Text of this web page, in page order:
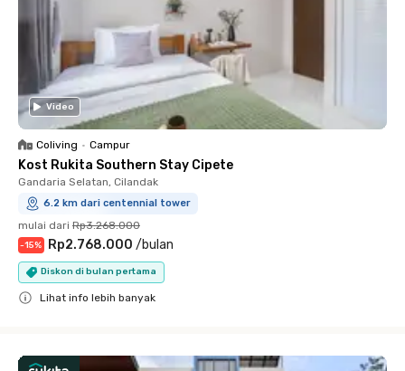
Video
Coliving • Campur
Kost Rukita Southern Stay Cipete
Gandaria Selatan, Cilandak
6.2 km dari centennial tower
mulai dari Rp3.268.000
-15% Rp2.768.000 /bulan
Diskon di bulan pertama
Lihat info lebih banyak